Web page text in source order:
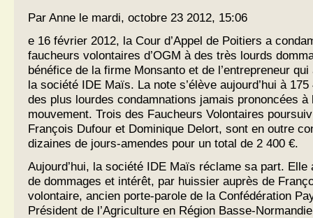
Par Anne le mardi, octobre 23 2012, 15:06
e 16 février 2012, la Cour d’Appel de Poitiers a
faucheurs volontaires d’OGM à des très lourds
bénéfice de la firme Monsanto et de l’entrepreneur
la société IDE Maïs. La note s’élève aujourd’hui à
des plus lourdes condamnations jamais prononcées à
mouvement. Trois des Faucheurs Volontaires
François Dufour et Dominique Delort, sont en outre
dizaines de jours-amendes pour un total de 2 400 €.
Aujourd’hui, la société IDE Maïs réclame sa part. Elle
de dommages et intérêt, par huissier auprès de
volontaire, ancien porte-parole de la Confédération
Président de l’Agriculture en Région Basse-